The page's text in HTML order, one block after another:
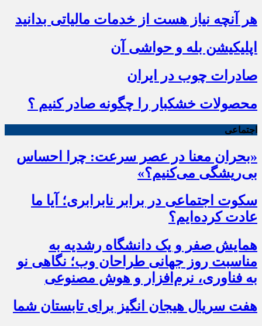
هر آنچه نیاز هست از خدمات مالیاتی بدانید
اپلیکیشن بله و حواشی آن
صادرات چوب در ایران
محصولات خشکبار را چگونه صادر کنیم ؟
اجتماعی
«بحران معنا در عصر سرعت: چرا احساس
بی‌ریشگی می‌کنیم؟»
سکوت اجتماعی در برابر نابرابری؛ آیا ما
عادت کرده‌ایم؟
همایش صفر و یک دانشگاه رشدیه به
مناسبت روز جهانی طراحان وب؛ نگاهی نو
به فناوری، نرم‌افزار و هوش مصنوعی
هفت سریال هیجان انگیز برای تابستان شما